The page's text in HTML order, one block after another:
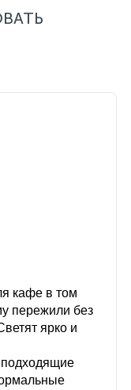
кафе в том
пережили без
ярко и